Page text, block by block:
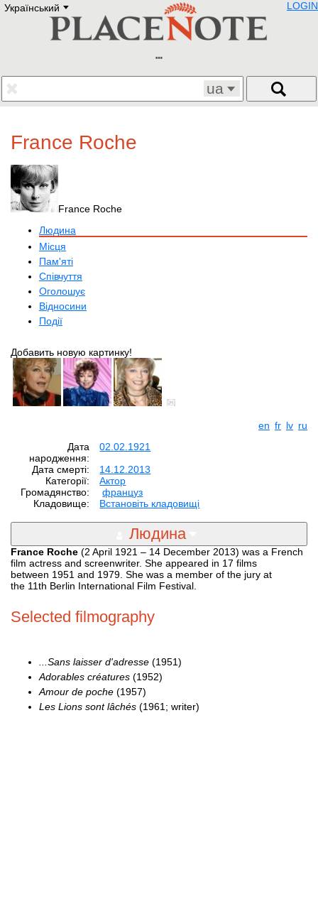
Український E
Deutsch
Francais
Polski
Eestikeelne
LOGIN
ua
France Roche
France Roche
Людина
Місця
Пам'яті
Співчуття
Оголошує
Відносини
Події
Добавить новую картинку!
en fr lv ru
Дата
народження:
02.02.1921
Дата смерті:
14.12.2013
Категорії:
Aктор
Громадянство:
француз
Кладовище:
Встановіть кладовищі
Людина
France Roche (2 April 1921 – 14 December 2013) was a French
film actress and screenwriter. She appeared in 17 films
between 1951 and 1979. She was a member of the jury at
the 11th Berlin International Film Festival.
Selected filmography
...Sans laisser d'adresse (1951)
Adorables créatures (1952)
Amour de poche (1957)
Les Lions sont lâchés (1961; writer)